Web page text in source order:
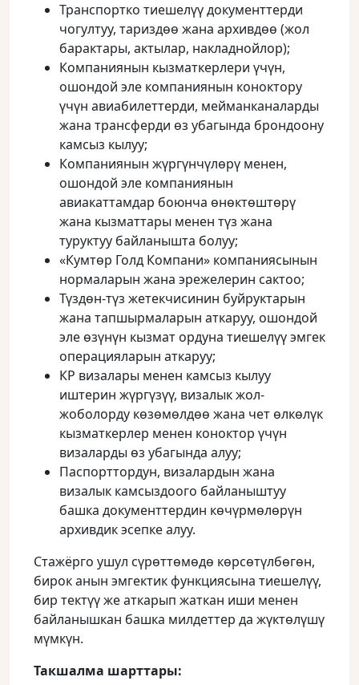
Транспортко тиешелүү документтерди
чогултуу, тариздөө жана архивдөө (жол
барактары, актылар, накладнойлор);
Компаниянын кызматкерлери үчүн,
ошондой эле компаниянын коноктору
үчүн авиабилеттерди, мейманканаларды
жана трансферди өз убагында брондоону
камсыз кылуу;
Компаниянын жүргүнчүлөрү менен,
ошондой эле компаниянын
авиакаттамдар боюнча өнөктөштөрү
жана кызматтары менен түз жана
туруктуу байланышта болуу;
«Кумтөр Голд Компани» компаниясынын
нормаларын жана эрежелерин сактоо;
Түздөн-түз жетекчисинин буйруктарын
жана тапшырмаларын аткаруу, ошондой
эле өзүнүн кызмат ордуна тиешелүү эмгек
операцияларын аткаруу;
КР визалары менен камсыз кылуу
иштерин жүргүзүү, визалык жол-
жоболорду көзөмөлдөө жана чет өлкөлүк
кызматкерлер менен коноктор үчүн
визаларды өз убагында алуу;
Паспорттордун, визалардын жана
визалык камсыздоого байланыштуу
башка документтердин көчүрмөлөрүн
архивдик эсепке алуу.
Стажёрго ушул сүрөттөмөдө көрсөтүлбөгөн,
бирок анын эмгектик функциясына тиешелүү,
бир тектүү же аткарып жаткан иши менен
байланышкан башка милдеттер да жүктөлүшү
мүмкүн.
Такшалма шарттары: